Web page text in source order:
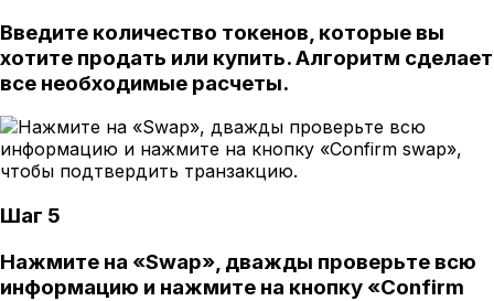
Введите количество токенов, которые вы
хотите продать или купить. Алгоритм сделает
все необходимые расчеты.
Шаг 5
Нажмите на «Swap», дважды проверьте всю
информацию и нажмите на кнопку «Confirm